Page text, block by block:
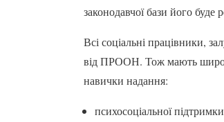
законодавчої бази його
Всі соціальні працівники,
від ПРООН. Тож мають
навички надання:
психосоціальної